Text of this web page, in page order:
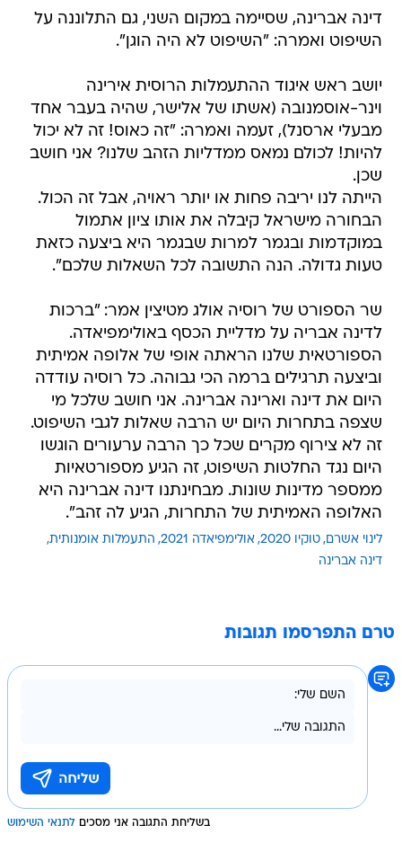
דינה אברינה, שסיימה במקום השני, גם התלוננה על
השיפוט ואמרה: "השיפוט לא היה הוגן".
יושב ראש איגוד ההתעמלות הרוסית אירינה
וינר-אוסמנובה (אשתו של אלישר, שהיה בעבר אחד
מבעלי ארסנל), זעמה ואמרה: "זה כאוס! זה לא יכול
להיות! לכולם נמאס ממדליות הזהב שלנו? אני חושב
שכן.
הייתה לנו יריבה פחות או יותר ראויה, אבל זה הכול.
הבחורה מישראל קיבלה את אותו ציון אתמול
במוקדמות ובגמר למרות שבגמר היא ביצעה כזאת
טעות גדולה. הנה התשובה לכל השאלות שלכם".
שר הספורט של רוסיה אולג מטיצין אמר: "ברכות
לדינה אבריה על מדליית הכסף באולימפיאדה.
הספורטאית שלנו הראתה אופי של אלופה אמיתית
וביצעה תרגילים ברמה הכי גבוהה. כל רוסיה עודדה
היום את דינה וארינה אברינה. אני חושב שלכל מי
שצפה בתחרות היום יש הרבה שאלות לגבי השיפוט.
זה לא צירוף מקרים שכל כך הרבה ערעורים הוגשו
היום נגד החלטות השיפוט, זה הגיע מספורטאיות
ממספר מדינות שונות. מבחינתנו דינה אברינה היא
האלופה האמיתית של התחרות, הגיע לה זהב".
לינוי אשרם טוקיו 2020 אולימפיאדה 2021
התעמלות אומנותית
דינה אברינה
טרם התפרסמו תגובות
בשליחת התגובה אני מסכים לתנאי השימוש